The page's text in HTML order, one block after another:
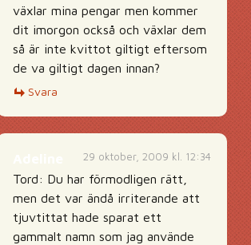
växlar mina pengar men kommer
dit imorgon också och växlar dem
så är inte kvittot giltigt eftersom
de va giltigt dagen innan?
Svara
29 oktober, 2009 kl. 12:34
Tord: Du har förmodligen rätt,
men det var ändå irriterande att
tjuvtittat hade sparat ett
gammalt namn som jag använde